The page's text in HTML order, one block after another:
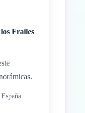
Frailes